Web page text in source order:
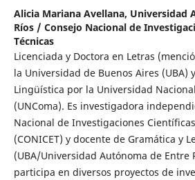
Alicia Mariana Avellana, Universidad
Ríos / Consejo Nacional de
Técnicas
Licenciada y Doctora en Letras
la Universidad de Buenos Aires (UBA)
Lingüística por la Universidad
(UNComa). Es investigadora
Nacional de Investigaciones
(CONICET) y docente de Gramática y
(UBA/Universidad Autónoma de Entre
participa en diversos proyectos de